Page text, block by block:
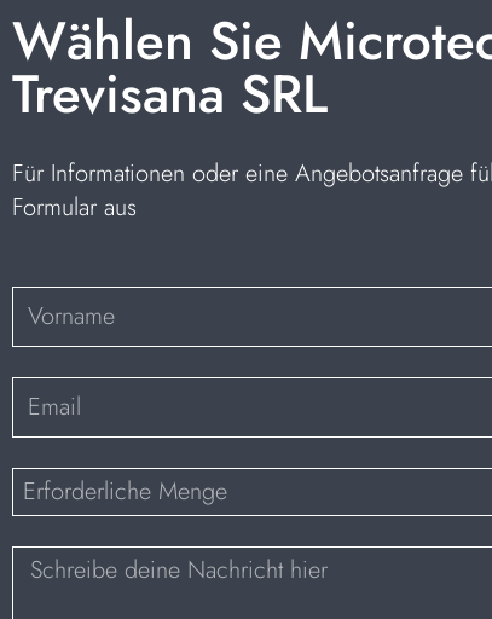
Wählen Sie
Trevisana SRL
Für Informationen oder eine Angebotsanfrage
Formular aus